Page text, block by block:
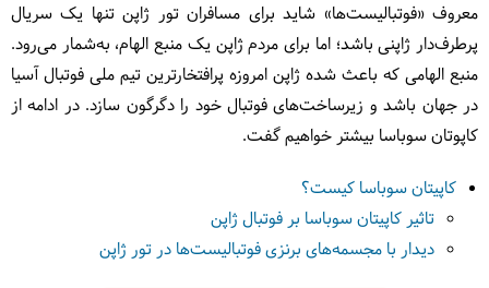
معروف «فوتبالیست‌ها» شاید برای مسافران تور ژاپن تنها یک سریال
پرطرف‌دار ژاپنی باشد؛ اما برای مردم ژاپن یک منبع الهام، به‌شمار می‌رود.
منبع الهامی که باعث شده ژاپن امروزه پرافتخارترین تیم ملی فوتبال آسیا
در جهان باشد و زیرساخت‌های فوتبال خود را دگرگون سازد. در ادامه از
کاپوتان سوباسا بیشتر خواهیم گفت.
کاپیتان سوباسا کیست؟
تاثیر کاپیتان سوباسا بر فوتبال ژاپن
دیدار با مجسمه‌های برنزی فوتبالیست‌ها در تور ژاپن